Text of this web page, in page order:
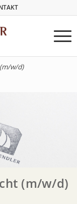
w/d)
(m/w/d)